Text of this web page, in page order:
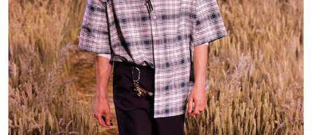
#GH 銘品の所以 #フイナムのYouTube
#Commune H #FOCUS IT #AH.H
#ととけん #FASHION #MUSIC #MOVIE
#LIFESTYLE #SNEAKER #OUTDOOR
#SPORTS #HANDSOME HANDBOOK